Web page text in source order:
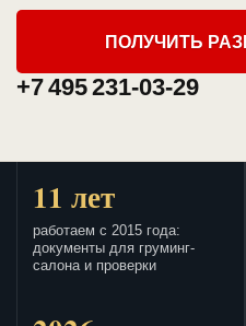
ПОЛУЧИТЬ
+7 495 231-03-29
11 лет
работаем с 2015 года:
документы для груминг-
салона и проверки